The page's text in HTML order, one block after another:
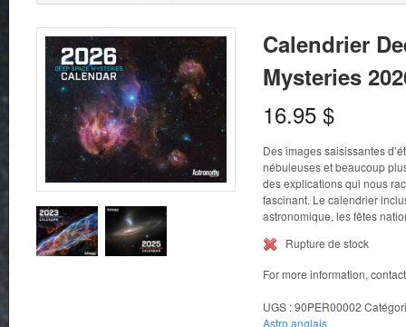
Calendrier
Mysteries
16.95 $
Des images saisissantes
nébuleuses et beaucoup
des explications qui nous
fascinant. Le calendrier
astronomique, les fêtes
Rupture de stock
For more information,
UGS :90PER00002
Astro anglais